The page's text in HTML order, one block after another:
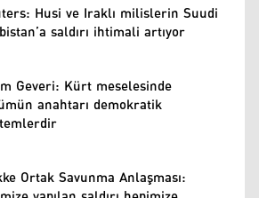
Husi ve Iraklı milislerin Suudi
saldırı ihtimali artıyor
Geveri: Kürt meselesinde
anahtarı demokratik
Ortak Savunma Anlaşması: